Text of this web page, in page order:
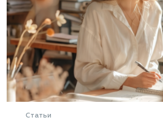
Статьи